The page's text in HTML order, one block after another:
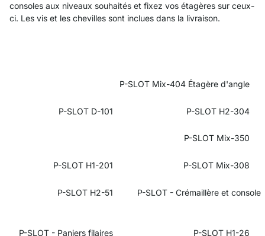
consoles aux niveaux souhaités et fixez vos étagères sur ceux-
ci. Les vis et les chevilles sont inclues dans la livraison.
P-SLOT Mix-404 Étagère d'angle
P-SLOT D-101 P-SLOT H2-304
P-SLOT Mix-350
P-SLOT H1-201 P-SLOT Mix-308
P-SLOT H2-51 P-SLOT - Crémaillère et console
P-SLOT - Paniers filaires P-SLOT H1-26